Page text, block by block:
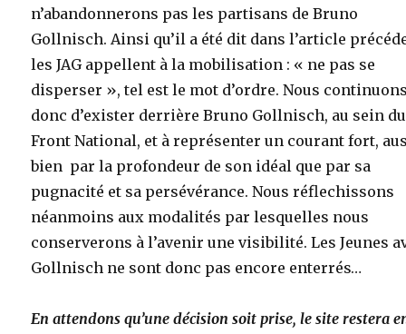
n’abandonnerons pas les partisans de Bruno
Gollnisch. Ainsi qu’il a été dit dans l’article
les JAG appellent à la mobilisation : « ne pas se
disperser », tel est le mot d’ordre. Nous
donc d’exister derrière Bruno Gollnisch, au sein du
Front National, et à représenter un courant fort,
bien par la profondeur de son idéal que par sa
pugnacité et sa persévérance. Nous réflechissons
néanmoins aux modalités par lesquelles nous
conserverons à l’avenir une visibilité. Les Jeunes
Gollnisch ne sont donc pas encore enterrés…
En attendons qu’une décision soit prise, le site restera